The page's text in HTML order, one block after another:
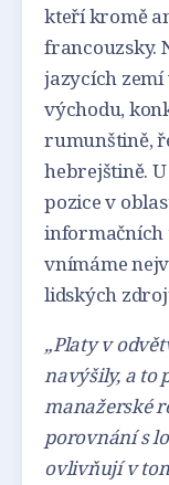
kteří kromě
francouzsky.
jazycích
východu,
rumunštině,
hebrejštině.
pozice v
informačních
vnímáme
lidských
„Platy v
navýšily, a to
manažerské
porovnání s
ovlivňují v